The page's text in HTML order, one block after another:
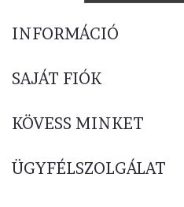
INFORMÁCIÓ
SAJÁT FIÓK
KÖVESS MINKET
ÜGYFÉLSZOLGÁLAT